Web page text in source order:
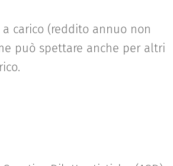
carico (reddito annuo non
può spettare anche per altri